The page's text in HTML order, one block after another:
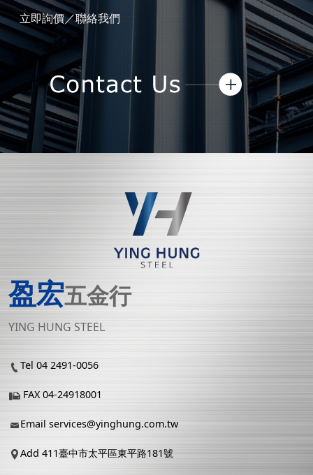
立即詢價／聯絡我們
盈宏五金行
YING HUNG STEEL
Tel 04 2491-0056
FAX 04-24918001
Email services@yinghung.com.tw
Add 411臺中市太平區東平路181號